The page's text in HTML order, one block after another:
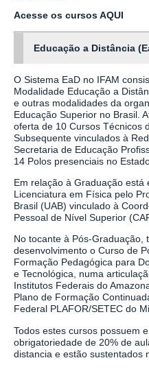
Acesse os cursos AQUI
Educação a Distância
O Sistema EaD no IFAM
Modalidade Educação a
e outras modalidades da
Educação Superior no Brasil.
oferta de 10 Cursos Técnicos
Subsequente vinculados à
Secretaria de Educação
14 Polos presenciais no
Em relação à Graduação está
Licenciatura em Física pelo
Brasil (UAB) vinculado à
Pessoal de Nível Superior
No tocante à Pós-Graduação,
desenvolvimento o Curso de
Formação Pedagógica para
e Tecnológica, numa
Institutos Federais do
Plano de Formação
Federal PLAFOR/SETEC do
Todos estes cursos possuem
obrigatoriedade de 20% de
distancia e estão sustentados